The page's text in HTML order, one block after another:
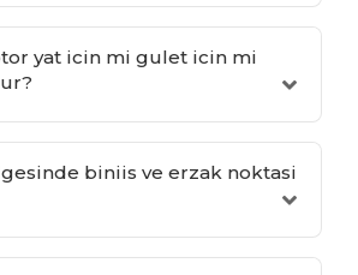
yat icin mi gulet icin mi
biniis ve erzak noktasi